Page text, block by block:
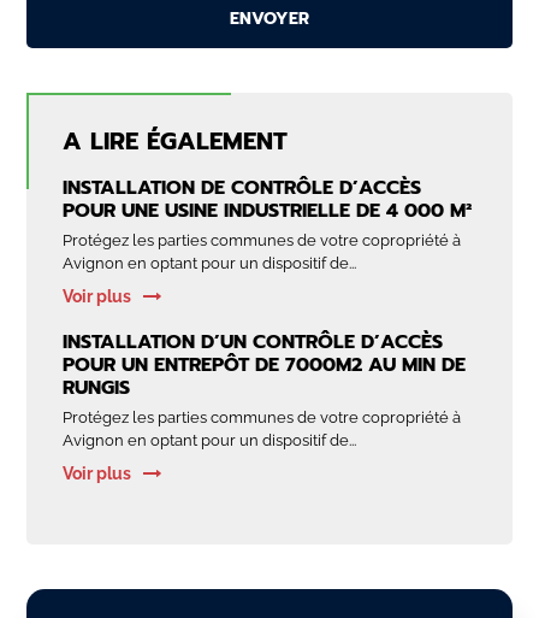
A LIRE ÉGALEMENT
INSTALLATION DE CONTRÔLE D’ACCÈS
POUR UNE USINE INDUSTRIELLE DE 4 000 M²
Protégez les parties communes de votre copropriété à
Avignon en optant pour un dispositif de...
Voir plus
INSTALLATION D’UN CONTRÔLE D’ACCÈS
POUR UN ENTREPÔT DE 7000M2 AU MIN DE
RUNGIS
Protégez les parties communes de votre copropriété à
Avignon en optant pour un dispositif de...
Voir plus